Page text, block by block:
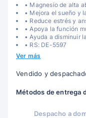
• Magnesio de alta
• Mejora el sueño y
• Reduce estrés y
• Apoya la función
• Ayuda a disminuir
• RS: DE-5597
Ver más
Vendido y
Métodos de entrega
Despacho a